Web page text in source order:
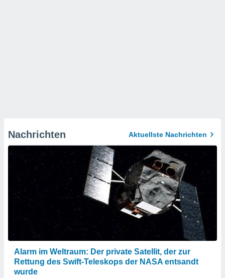
Nachrichten Aktuellste Nachrichten
Alarm im Weltraum: Der private Satellit, der zur
Rettung des Swift-Teleskops der NASA entsandt
wurde